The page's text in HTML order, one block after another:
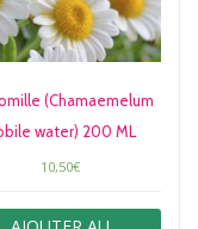
(Chamaemelum
water) 200 ML
10,50€